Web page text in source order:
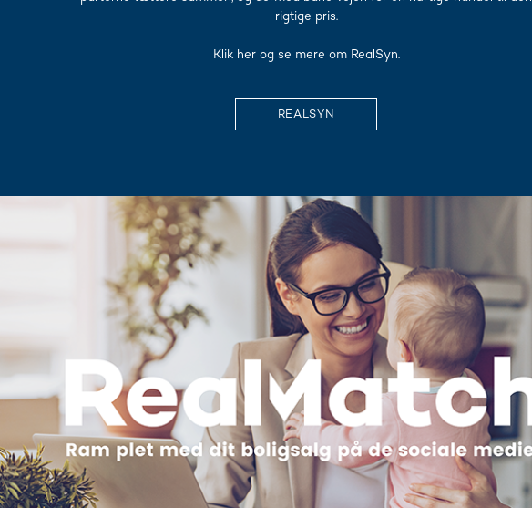
rigtige pris.
​Klik her og se mere om RealSyn.
REALSYN